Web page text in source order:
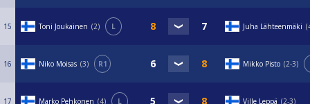
15 Toni Joukainen 2 L Juha Lähteenmäki
16 Niko Moisas 3 R1 Mikko Pisto 2-3
17 Marko Pehkonen 4 L Ville Leppä 2-3